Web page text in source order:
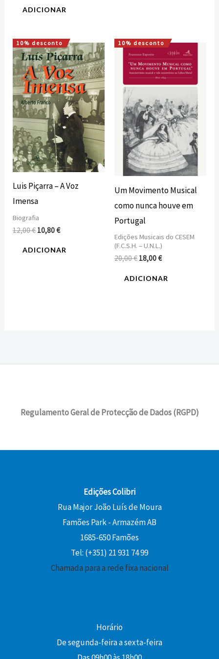
ADICIONAR
10% desconto
Luis Piçarra – A Voz
Imensa
Biografia
12,00€
O
preço
original
era:
12,00 €.
10,80€
O
preço
atual
é:
10,80 €.
ADICIONAR
10% desconto
Um Movimento Musical
como nunca houve em
Portugal
Edições Musicais do CESEM
(F.C.S.H. – U.N.L.)
20,00€
O
preço
original
era:
20,00 €.
18,00€
O
preço
atual
é:
18,00 €.
ADICIONAR
Regulamento Geral de Protecção de Dados (RGPD)
Edições Colibri
Rua Major João Luís de Moura
Famões Park - Armazém AB
1685-650 Famões
Tel: (+351) 21 931 74 99
Chamada para a rede fixa nacional
Horário
De segunda-feira a sexta-feira